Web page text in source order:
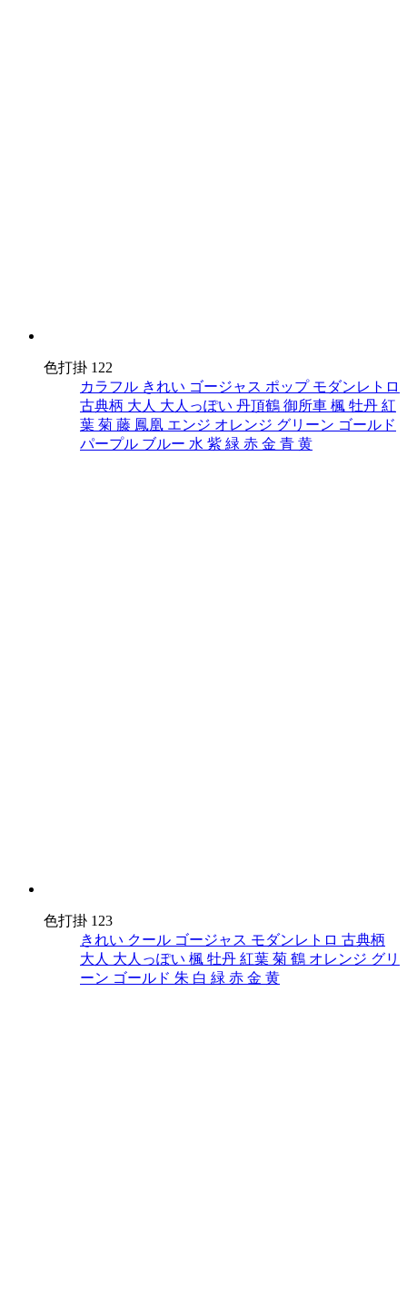
色打掛 122
カラフル きれい ゴージャス ポップ モダンレトロ
古典柄 大人 大人っぽい 丹頂鶴 御所車 楓 牡丹 紅
葉 菊 藤 鳳凰 エンジ オレンジ グリーン ゴールド
パープル ブルー 水 紫 緑 赤 金 青 黄
色打掛 123
きれい クール ゴージャス モダンレトロ 古典柄
大人 大人っぽい 楓 牡丹 紅葉 菊 鶴 オレンジ グリ
ーン ゴールド 朱 白 緑 赤 金 黄